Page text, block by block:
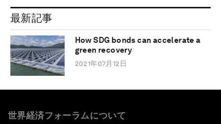
最新記事
How SDG bonds can accelerate a
green recovery
2021年07月12日
世界経済フォーラムについて